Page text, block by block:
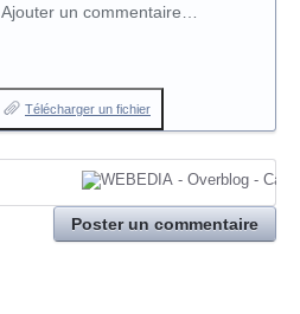
Ajouter un commentaire…
Télécharger un fichier
Poster un commentaire